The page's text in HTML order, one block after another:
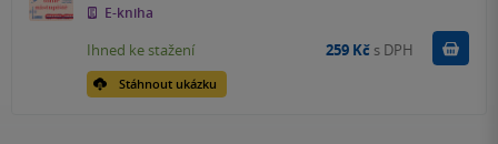
E-kniha
Stáhnout ukázku
Ihned ke stažení 259 Kč s DPH Koupit